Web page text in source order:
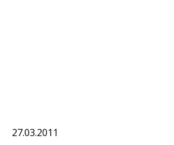
27.03.2011